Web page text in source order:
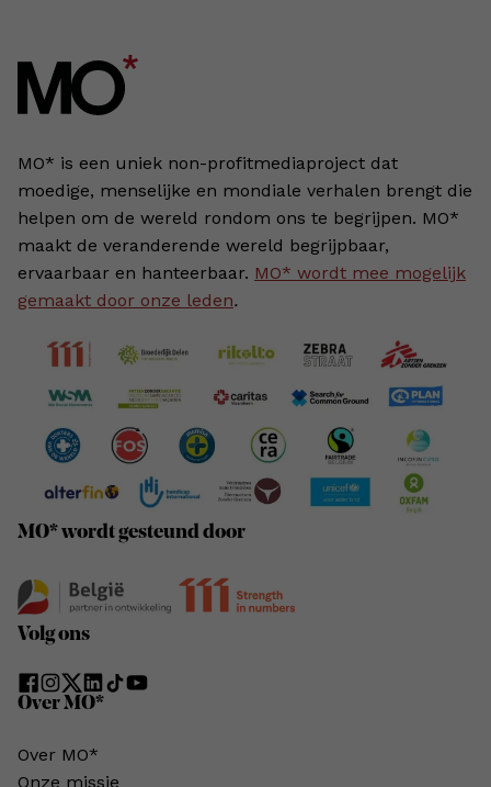
MO* is een uniek non-profitmediaproject dat
moedige, menselijke en mondiale verhalen brengt die
helpen om de wereld rondom ons te begrijpen. MO*
maakt de veranderende wereld begrijpbaar,
ervaarbaar en hanteerbaar. MO* wordt mee mogelijk
gemaakt door onze leden.
MO* wordt gesteund door
Volg ons
Over MO*
Over MO*
Onze missie